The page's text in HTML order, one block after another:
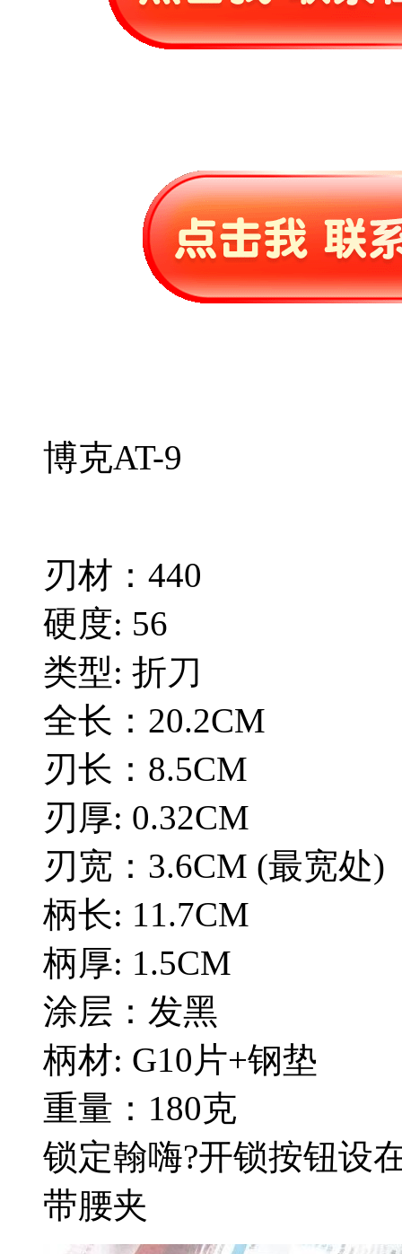
博克AT-9
刃材：440
硬度: 56
类型: 折刀
全长：20.2CM
刃长：8.5CM
刃厚: 0.32CM
刃宽：3.6CM (最宽处)
柄长: 11.7CM
柄厚: 1.5CM
涂层：发黑
柄材: G10片+钢垫
重量：180克
锁定翰嗨?开锁按钮设
带腰夹